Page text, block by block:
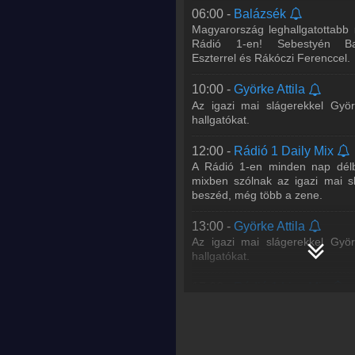
18:00 - Rádió 1
Juhász Gergővel
Hétfőtől péntekig Gergőtől
igazi mai
iga...Tovább >>
20:00 -DISCO*S HIT
A DISCO*S HIT-ben
kedvenc énekeseddel/
a legfontosabb zenei...Tovább
Metzker Viktória
23:00 -WORLD IS MINE
06:00 - Balázsék
Magyarország
Rádió 1-en! Sebestyén
Eszterrel és Rákóczi Ferenccel.
10:00 - Györke Attila
Az igazi mai slágerekkel
hallgatókat.
12:00 - Rádió 1 Daily Mix
A Rádió 1-en minden nap
mixben szólnak az igazi mai
beszéd, még több a zene.
13:00 - Györke Attila
Az igazi mai slágerekkel
hallgatókat.